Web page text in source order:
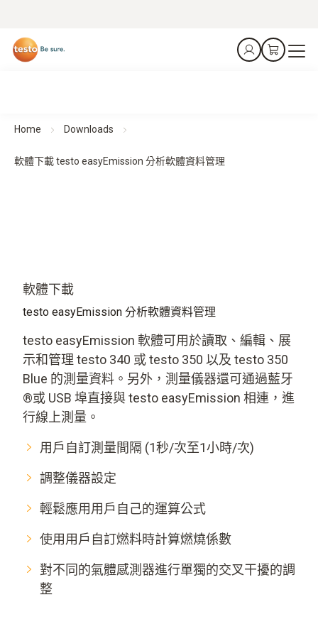
Home Downloads
軟體下載 testo easyEmission 分析軟體資料管理
軟體下載
testo easyEmission 分析軟體資料管理
testo easyEmission 軟體可用於讀取、編輯、展
示和管理 testo 340 或 testo 350 以及 testo 350
Blue 的測量資料。另外，測量儀器還可通過藍牙
®或 USB 埠直接與 testo easyEmission 相連，進
行線上測量。
用戶自訂測量間隔 (1秒/次至1小時/次)
調整儀器設定
輕鬆應用用戶自己的運算公式
使用用戶自訂燃料時計算燃燒係數
對不同的氣體感測器進行單獨的交叉干擾的調
整